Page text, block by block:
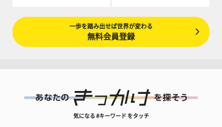
一歩を踏み出せば世界が変わる
無料会員登録
気になる #キーワード をタッチ